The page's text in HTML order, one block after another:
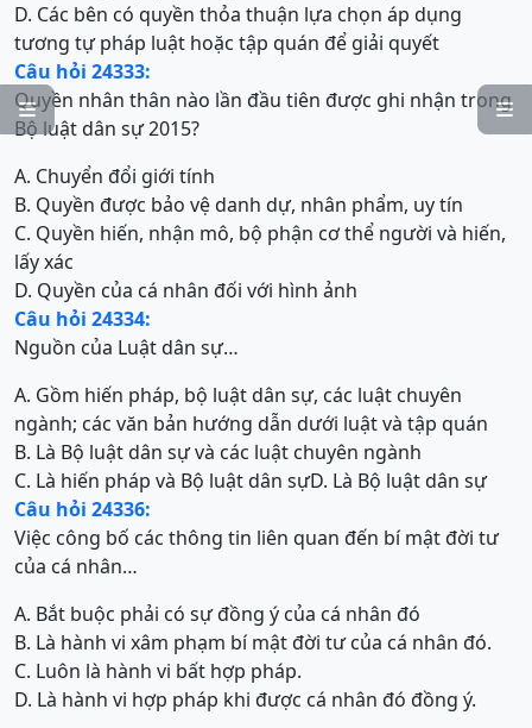


D. Các bên có quyền thỏa thuận lựa chọn áp dụng
tương tự pháp luật hoặc tập quán để giải quyết
Câu hỏi 24333:
Quyền nhân thân nào lần đầu tiên được ghi nhận trong
Bộ luật dân sự 2015?
A. Chuyển đổi giới tính
B. Quyền được bảo vệ danh dự, nhân phẩm, uy tín
C. Quyền hiến, nhận mô, bộ phận cơ thể người và hiến,
lấy xác
D. Quyền của cá nhân đối với hình ảnh
Câu hỏi 24334:
Nguồn của Luật dân sự…
A. Gồm hiến pháp, bộ luật dân sự, các luật chuyên
ngành; các văn bản hướng dẫn dưới luật và tập quán
B. Là Bộ luật dân sự và các luật chuyên ngành
C. Là hiến pháp và Bộ luật dân sựD. Là Bộ luật dân sự
Câu hỏi 24336:
Việc công bố các thông tin liên quan đến bí mật đời tư
của cá nhân…
A. Bắt buộc phải có sự đồng ý của cá nhân đó
B. Là hành vi xâm phạm bí mật đời tư của cá nhân đó.
C. Luôn là hành vi bất hợp pháp.
D. Là hành vi hợp pháp khi được cá nhân đó đồng ý.